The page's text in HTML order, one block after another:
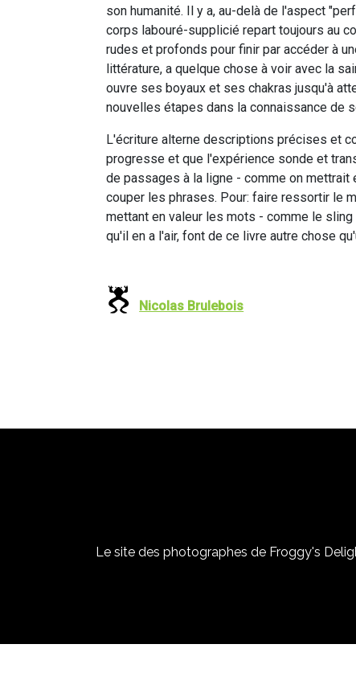
son humanité. Il y a, au-delà de l'aspect
corps labouré-supplicié repart toujours au
rudes et profonds pour finir par accéder à
littérature, a quelque chose à voir avec la
ouvre ses boyaux et ses chakras jusqu'à
nouvelles étapes dans la connaissance de
L'écriture alterne descriptions précises et
progresse et que l'expérience sonde et
de passages à la ligne - comme on
couper les phrases. Pour: faire ressortir le
mettant en valeur les mots - comme le
qu'il en a l'air, font de ce livre autre chose
Nicolas Brulebois
Le site des photographes de Froggy's